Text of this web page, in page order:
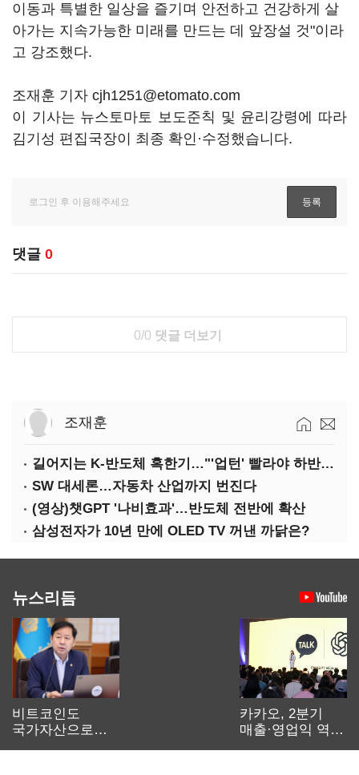
이동과 특별한 일상을 즐기며 안전하고 건강하게 살
아가는 지속가능한 미래를 만드는 데 앞장설 것"이라
고 강조했다.
조재훈 기자 cjh1251@etomato.com
이 기사는 뉴스토마토 보도준칙 및 윤리강령에 따라
김기성 편집국장이 최종 확인·수정했습니다.
댓글 0
0/0 댓글 더보기
조재훈
길어지는 K-반도체 혹한기…"'업턴' 빨라야 하반기"
SW 대세론…자동차 산업까지 번진다
(영상)챗GPT '나비효과'…반도체 전반에 확산
삼성전자가 10년 만에 OLED TV 꺼낸 까닭은?
뉴스리듬
비트코인도
국가자산으로…'
카카오, 2분기
매출·영업익 역대